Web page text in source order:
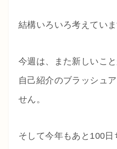
結構いろいろ考えていま
今週は、また新しいこと
自己紹介のブラッシュ
せん。
そして今年もあと100日